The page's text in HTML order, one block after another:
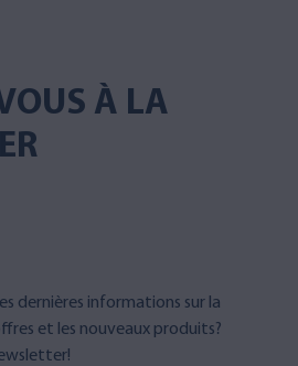
À LA
dernières informations sur la
et les nouveaux produits?